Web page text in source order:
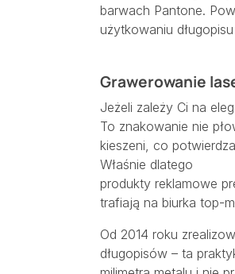
barwach Pantone.
użytkowaniu
Grawerowanie
Jeżeli zależy Ci na
To znakowanie nie
kieszeni, co
Właśnie dlatego
produkty reklamowe
trafiają na biurka top-
Od 2014 roku
długopisów – ta